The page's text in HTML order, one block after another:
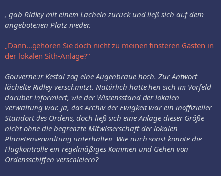
, gab Ridley mit einem Lächeln zurück und ließ sich auf dem
angebotenen Platz nieder.
„Dann…gehören Sie doch nicht zu meinen finsteren Gästen in
der lokalen Sith-Anlage?“
Gouverneur Kestal zog eine Augenbraue hoch. Zur Antwort
lächelte Ridley verschmitzt. Natürlich hatte hen sich im Vorfeld
darüber informiert, wie der Wissensstand der lokalen
Verwaltung war. Ja, das Archiv der Ewigkeit war ein inoffizieller
Standort des Ordens, doch ließ sich eine Anlage dieser Größe
nicht ohne die begrenzte Mitwisserschaft der lokalen
Planetenverwaltung unterhalten. Wie auch sonst konnte die
Flugkontrolle ein regelmäßiges Kommen und Gehen von
Ordensschiffen verschleiern?